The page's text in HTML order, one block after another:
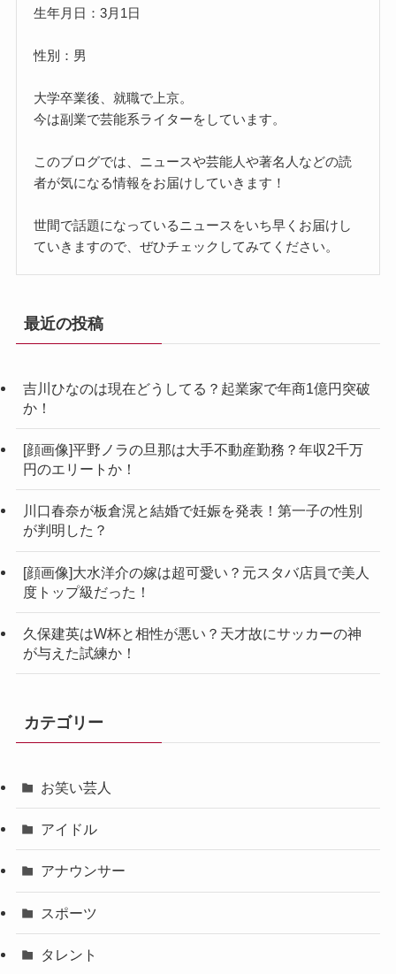
生年月日：3月1日
性別：男
大学卒業後、就職で上京。
今は副業で芸能系ライターをしています。
このブログでは、ニュースや芸能人や著名人などの読
者が気になる情報をお届けしていきます！
世間で話題になっているニュースをいち早くお届けし
ていきますので、ぜひチェックしてみてください。
最近の投稿
吉川ひなのは現在どうしてる？起業家で年商1億円突破
か！
[顔画像]平野ノラの旦那は大手不動産勤務？年収2千万
円のエリートか！
川口春奈が板倉滉と結婚で妊娠を発表！第一子の性別
が判明した？
[顔画像]大水洋介の嫁は超可愛い？元スタバ店員で美人
度トップ級だった！
久保建英はW杯と相性が悪い？天才故にサッカーの神
が与えた試練か！
カテゴリー
お笑い芸人
アイドル
アナウンサー
スポーツ
タレント